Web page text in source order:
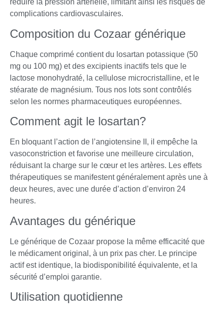
réduire la pression artérielle, limitant ainsi les risques de
complications cardiovasculaires.
Composition du Cozaar générique
Chaque comprimé contient du losartan potassique (50
mg ou 100 mg) et des excipients inactifs tels que le
lactose monohydraté, la cellulose microcristalline, et le
stéarate de magnésium. Tous nos lots sont contrôlés
selon les normes pharmaceutiques européennes.
Comment agit le losartan?
En bloquant l’action de l’angiotensine II, il empêche la
vasoconstriction et favorise une meilleure circulation,
réduisant la charge sur le cœur et les artères. Les effets
thérapeutiques se manifestent généralement après une à
deux heures, avec une durée d’action d’environ 24
heures.
Avantages du générique
Le générique de Cozaar propose la même efficacité que
le médicament original, à un prix pas cher. Le principe
actif est identique, la biodisponibilité équivalente, et la
sécurité d’emploi garantie.
Utilisation quotidienne